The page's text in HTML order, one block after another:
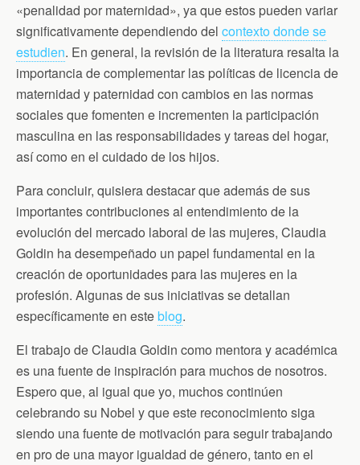
«penalidad por maternidad», ya que estos pueden variar
significativamente dependiendo del contexto donde se
estudien. En general, la revisión de la literatura resalta la
importancia de complementar las políticas de licencia de
maternidad y paternidad con cambios en las normas
sociales que fomenten e incrementen la participación
masculina en las responsabilidades y tareas del hogar,
así como en el cuidado de los hijos.
Para concluir, quisiera destacar que además de sus
importantes contribuciones al entendimiento de la
evolución del mercado laboral de las mujeres, Claudia
Goldin ha desempeñado un papel fundamental en la
creación de oportunidades para las mujeres en la
profesión. Algunas de sus iniciativas se detallan
específicamente en esteblog.
El trabajo de Claudia Goldin como mentora y académica
es una fuente de inspiración para muchos de nosotros.
Espero que, al igual que yo, muchos continúen
celebrando su Nobel y que este reconocimiento siga
siendo una fuente de motivación para seguir trabajando
en pro de una mayor igualdad de género, tanto en el